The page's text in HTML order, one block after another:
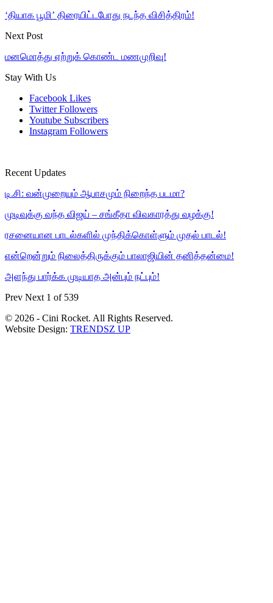
‘தியாக பூமி’ திரையிட்டபோது நடந்த விசித்திரம்!
Next Post
மனமொத்து ஏற்றுக் கொண்ட மணமுறிவு!
Stay With Us
Facebook Likes
Twitter Followers
Youtube Subscribers
Instagram Followers
Recent Updates
டி.சி: வன்முறையும் ஆபாசமும் நிறைந்த படமா?
முடிவுக்கு வந்த விஜய் – சங்கீதா விவகாரத்து வழக்கு!
ரசனையான பாடல்களில் முந்திக்கொள்ளும் முதல் பாடல்!
என்றென்றும் நிலைத்திருக்கும் பாலாஜியின் தனித்தன்மை!
அளந்து பார்க்க முடியாத அன்பும் நட்பும்!
Prev Next 1 of 539
© 2026 - Cini Rocket. All Rights Reserved.
Website Design: TRENDSZ UP